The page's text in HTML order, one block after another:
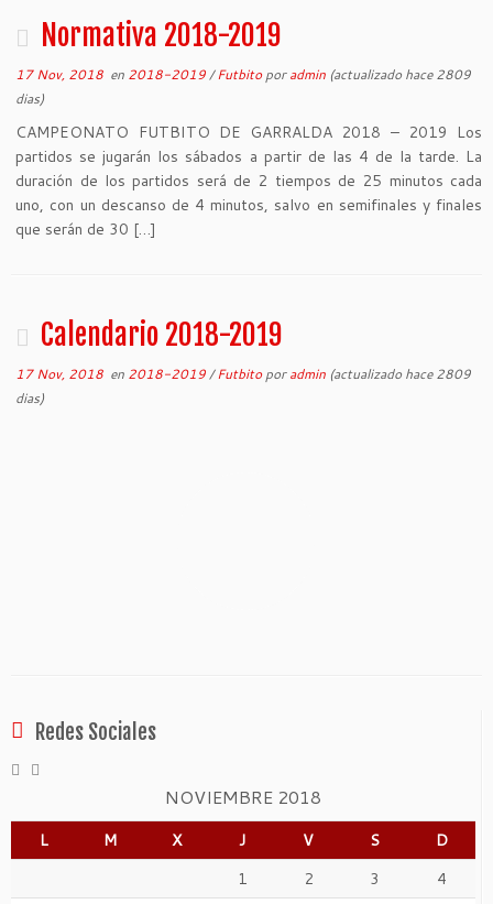
Normativa 2018-2019
17 Nov, 2018 en 2018-2019/Futbitoporadmin (actualizado hace 2809
dias)
CAMPEONATO FUTBITO DE GARRALDA 2018 – 2019 Los
partidos se jugarán los sábados a partir de las 4 de la tarde. La
duración de los partidos será de 2 tiempos de 25 minutos cada
uno, con un descanso de 4 minutos, salvo en semifinales y finales
que serán de 30 […]
Calendario 2018-2019
17 Nov, 2018 en 2018-2019/Futbitoporadmin (actualizado hace 2809
dias)
Redes Sociales
NOVIEMBRE 2018
L M X J V S
D
1
2 3
4